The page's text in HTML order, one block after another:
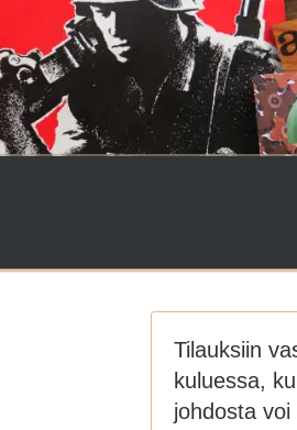
Tilauksiin
kuluessa,
johdosta